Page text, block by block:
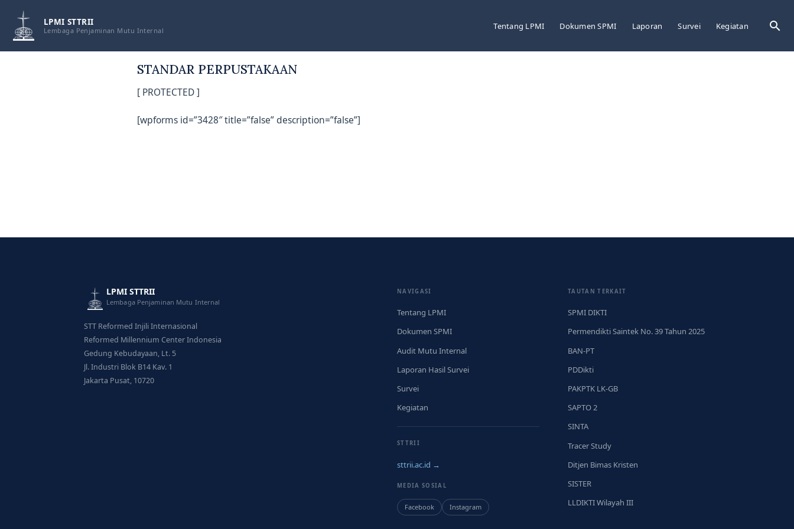
content
LPMI STTRII
Lembaga Penjaminan Mutu Internal Tentang LPMI Dokumen SPMI Laporan Survei Kegiatan
STANDAR PERPUSTAKAAN
[ PROTECTED ]
[wpforms id=”3428″ title=”false” description=”false”]
LPMI STTRII
Lembaga Penjaminan Mutu Internal
STT Reformed Injili Internasional
Reformed Millennium Center Indonesia
Gedung Kebudayaan, Lt. 5
Jl. Industri Blok B14 Kav. 1
Jakarta Pusat, 10720
NAVIGASI
Tentang LPMI
Dokumen SPMI
Audit Mutu Internal
Laporan Hasil Survei
Survei
Kegiatan
STTRII
sttrii.ac.id →
MEDIA SOSIAL
Facebook Instagram
TAUTAN TERKAIT
SPMI DIKTI
Permendikti Saintek No. 39 Tahun 2025
BAN-PT
PDDikti
PAKPTK LK-GB
SAPTO 2
SINTA
Tracer Study
Ditjen Bimas Kristen
SISTER
LLDIKTI Wilayah III